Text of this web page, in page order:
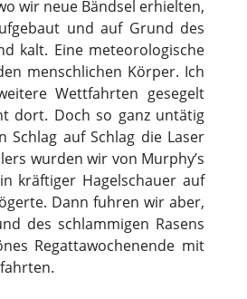
wir neue Bändsel erhielten,
und auf Grund des
kalt. Eine meteorologische
menschlichen Körper. Ich
Wettfahrten gesegelt
dort. Doch so ganz untätig
auf Schlag die Laser
wurden wir von Murphy’s
kräftiger Hagelschauer auf
Dann fuhren wir aber,
des schlammigen Rasens
Regattawochenende mit